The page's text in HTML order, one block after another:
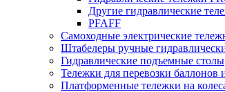
Другие гидравлические
PFAFF
Самоходные электрические
Штабелеры ручные
Гидравлические подъемные столы
Тележки для перевозки баллонов
Платформенные тележки на